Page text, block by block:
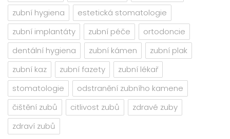
zubní hygiena
estetická stomatologie
zubní implantáty
zubní péče
ortodoncie
dentální hygiena
zubní kámen
zubní plak
zubní kaz
zubní fazety
zubní lékař
stomatologie
odstranění zubního kamene
čištění zubů
citlivost zubů
zdravé zuby
zdraví zubů